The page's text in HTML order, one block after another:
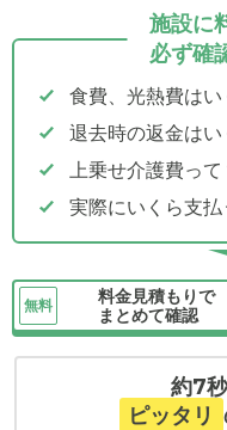
施設に
必ず確
食費、光熱費はい
退去時の返金はい
上乗せ介護費って
実際にいくら支払
無料
料金見積もりで
まとめて確認
約7
ピッタリ